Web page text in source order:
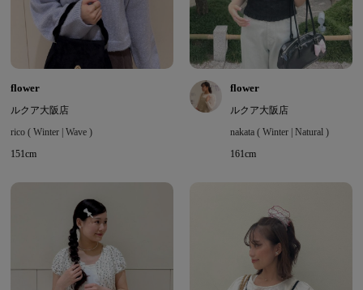
flower
ルクア大阪店
rico ( Winter | Wave )
151cm
flower
ルクア大阪店
nakata ( Winter | Natural )
161cm